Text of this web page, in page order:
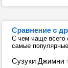
Сравнение с
С чем чаще всего
самые
Сузуки Джимни